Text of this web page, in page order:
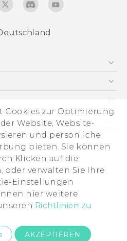
Cookies zur Optimierung
Website, Website-
und persönliche
bieten. Sie können
Klicken auf die
oder verwalten Sie Ihre
Einstellungen
hier weitere
Richtlinien zu
AKZEPTIEREN
Bestimmungen
start guide
- User manual
and regulatory guide
Global-Privacy@htc.com